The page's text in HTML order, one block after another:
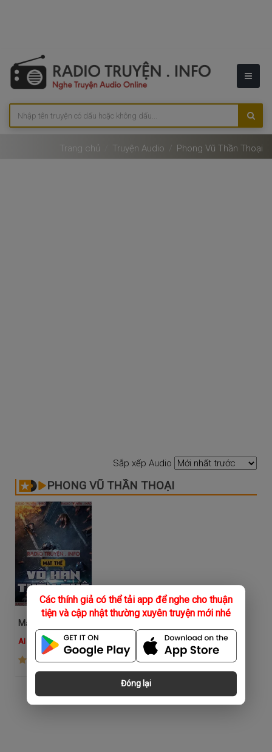
Các thính giả có thể tải app để nghe cho thuận
tiện và cập nhật thường xuyên truyện mới nhé
Đóng lại
Trang chủ Truyện Audio Phong Vũ Thần Thoại
Sắp xếp Audio
PHONG VŨ THẦN THOẠI
AI Nam